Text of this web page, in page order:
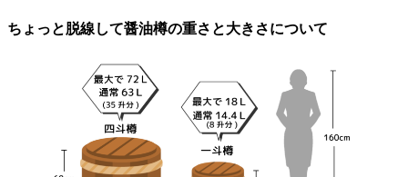
ちょっと脱線して醤油樽の重さと大きさについて